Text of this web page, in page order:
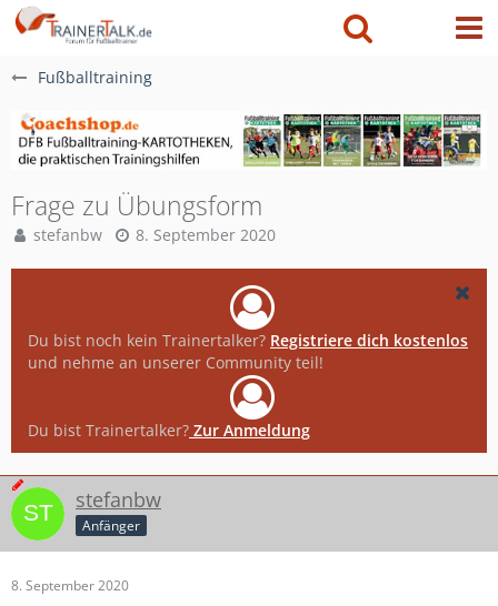
Fußballtraining
Frage zu Übungsform
stefanbw 8. September 2020
Du bist noch kein Trainertalker? Registriere dich kostenlos
und nehme an unserer Community teil!
Du bist Trainertalker? Zur Anmeldung
stefanbw
Anfänger
8. September 2020